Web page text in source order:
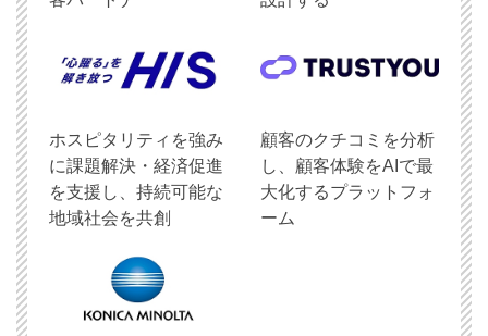
ホスピタリティを強み
に課題解決・経済促進
を支援し、持続可能な
地域社会を共創
顧客のクチコミを分析
し、顧客体験をAIで最
大化するプラットフォ
ーム